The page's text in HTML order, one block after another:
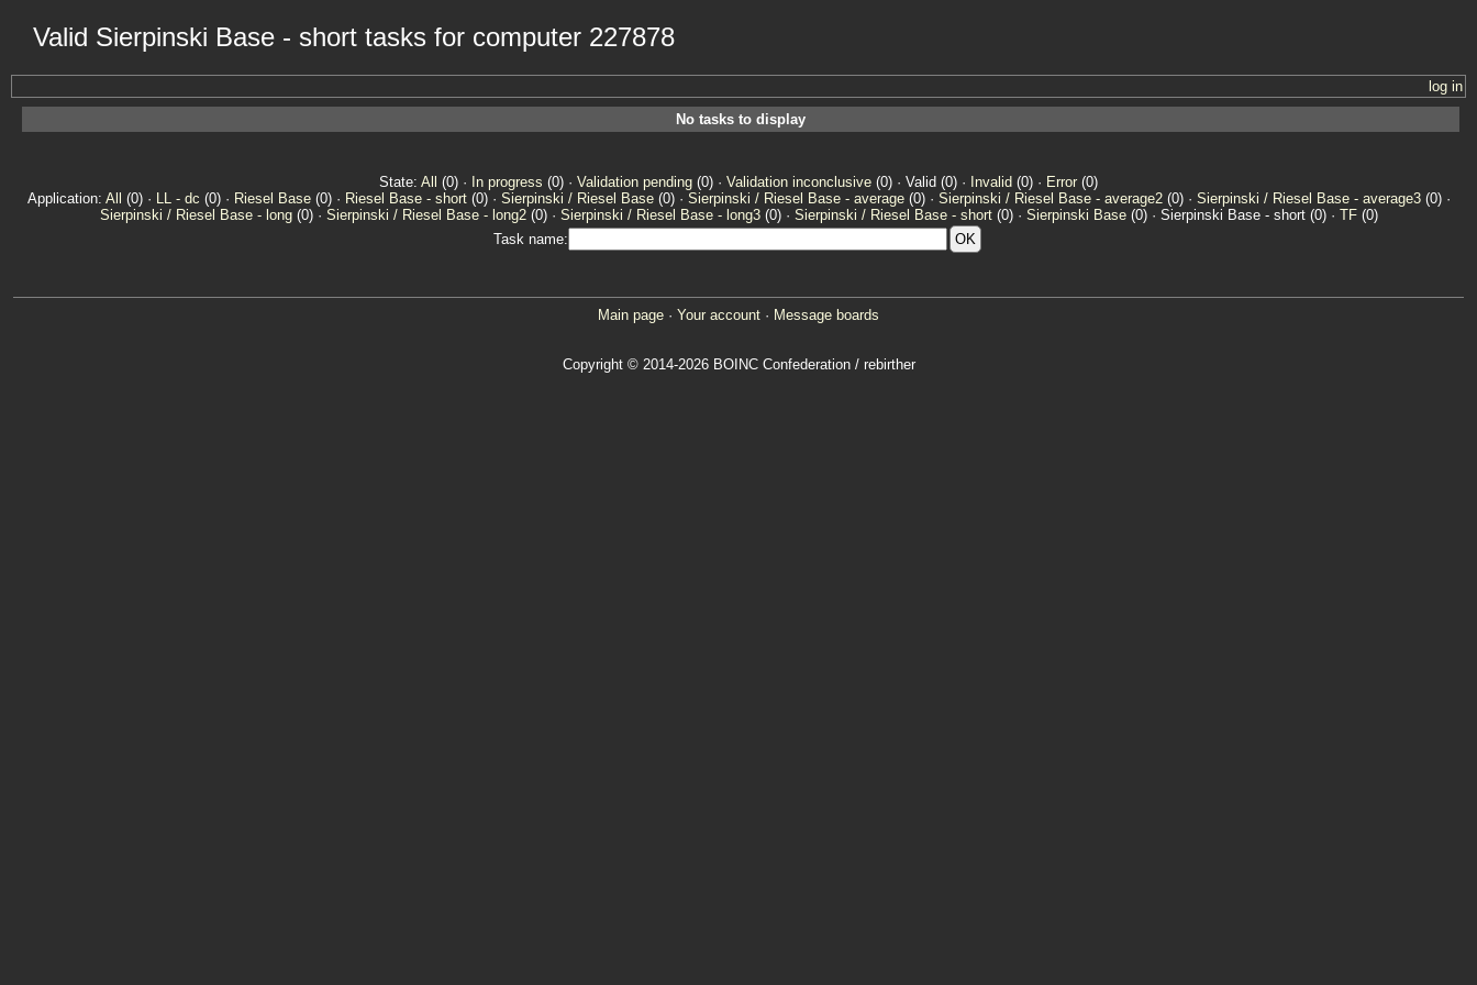
Valid Sierpinski Base - short tasks for computer 227878
log in
No tasks to display
State: All (0) · In progress (0) · Validation pending (0) · Validation inconclusive (0) · Valid (0) · Invalid (0) · Error (0)
Application: All (0) · LL - dc (0) · Riesel Base(0) · Riesel Base - short(0) · Sierpinski / Riesel Base(0) · Sierpinski / Riesel Base - average(0) · Sierpinski / Riesel Base - average2(0) · Sierpinski / Riesel Base - average3(0) ·
Sierpinski / Riesel Base - long(0) · Sierpinski / Riesel Base - long2(0) · Sierpinski / Riesel Base - long3(0) · Sierpinski / Riesel Base - short(0) · Sierpinski Base(0) · Sierpinski Base - short (0) · TF(0)
Task name:
Main page · Your account · Message boards
Copyright © 2014-2026 BOINC Confederation / rebirther